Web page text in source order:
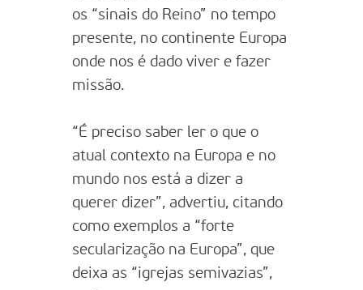
os “sinais do Reino” no tempo
presente, no continente Europa
onde nos é dado viver e fazer
missão.
“É preciso saber ler o que o
atual contexto na Europa e no
mundo nos está a dizer a
querer dizer”, advertiu, citando
como exemplos a “forte
secularização na Europa”, que
deixa as “igrejas semivazias”,